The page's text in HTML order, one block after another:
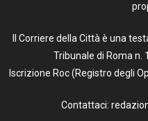
Il Corriere della Città è una
Tribunale di Roma
Iscrizione Roc (Registro degli
Contattaci: